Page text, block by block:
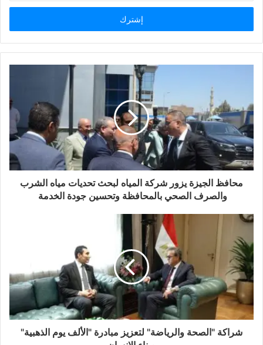
الإلكتروني
محافظ الجيزة يزور شركة المياه لبحث تحديات مياه الشرب
والصرف الصحي بالمحافظة وتحسين جودة الخدمة
شراكة "الصحة والرياضة" لتعزيز مبادرة "الألف يوم الذهبية"